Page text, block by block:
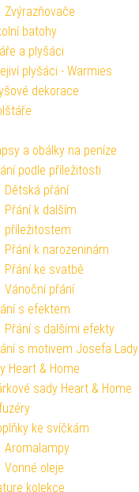
Zvýrazňovače
batohy
a plyšáci
plyšáci - Warmies
dekorace
a obálky na peníze
podle příležitosti
Dětská přání
Přání k dalším
příležitostem
Přání k narozeninám
Přání ke svatbě
Vánoční přání
s efektem
Přání s dalšími efekty
s motivem Josefa Lady
Heart & Home
sady Heart & Home
ke svíčkám
Aromalampy
Vonné oleje
kolekce